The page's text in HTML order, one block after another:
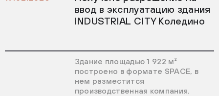
ввод в эксплуатацию здания
INDUSTRIAL CITY Коледино
Здание площадью 1 922 м²
построено в формате SPACE, в
нем разместится
производственная компания.